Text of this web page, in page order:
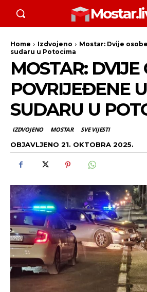
Home Izdvojeno
Mostar: Dvije
sudaru u Potocima
MOSTAR: DVIJE
POVRIJEĐENE U
SUDARU U
IZDVOJENO MOSTAR SVE VIJESTI
OBJAVLJENO 21. OKTOBRA 2025.